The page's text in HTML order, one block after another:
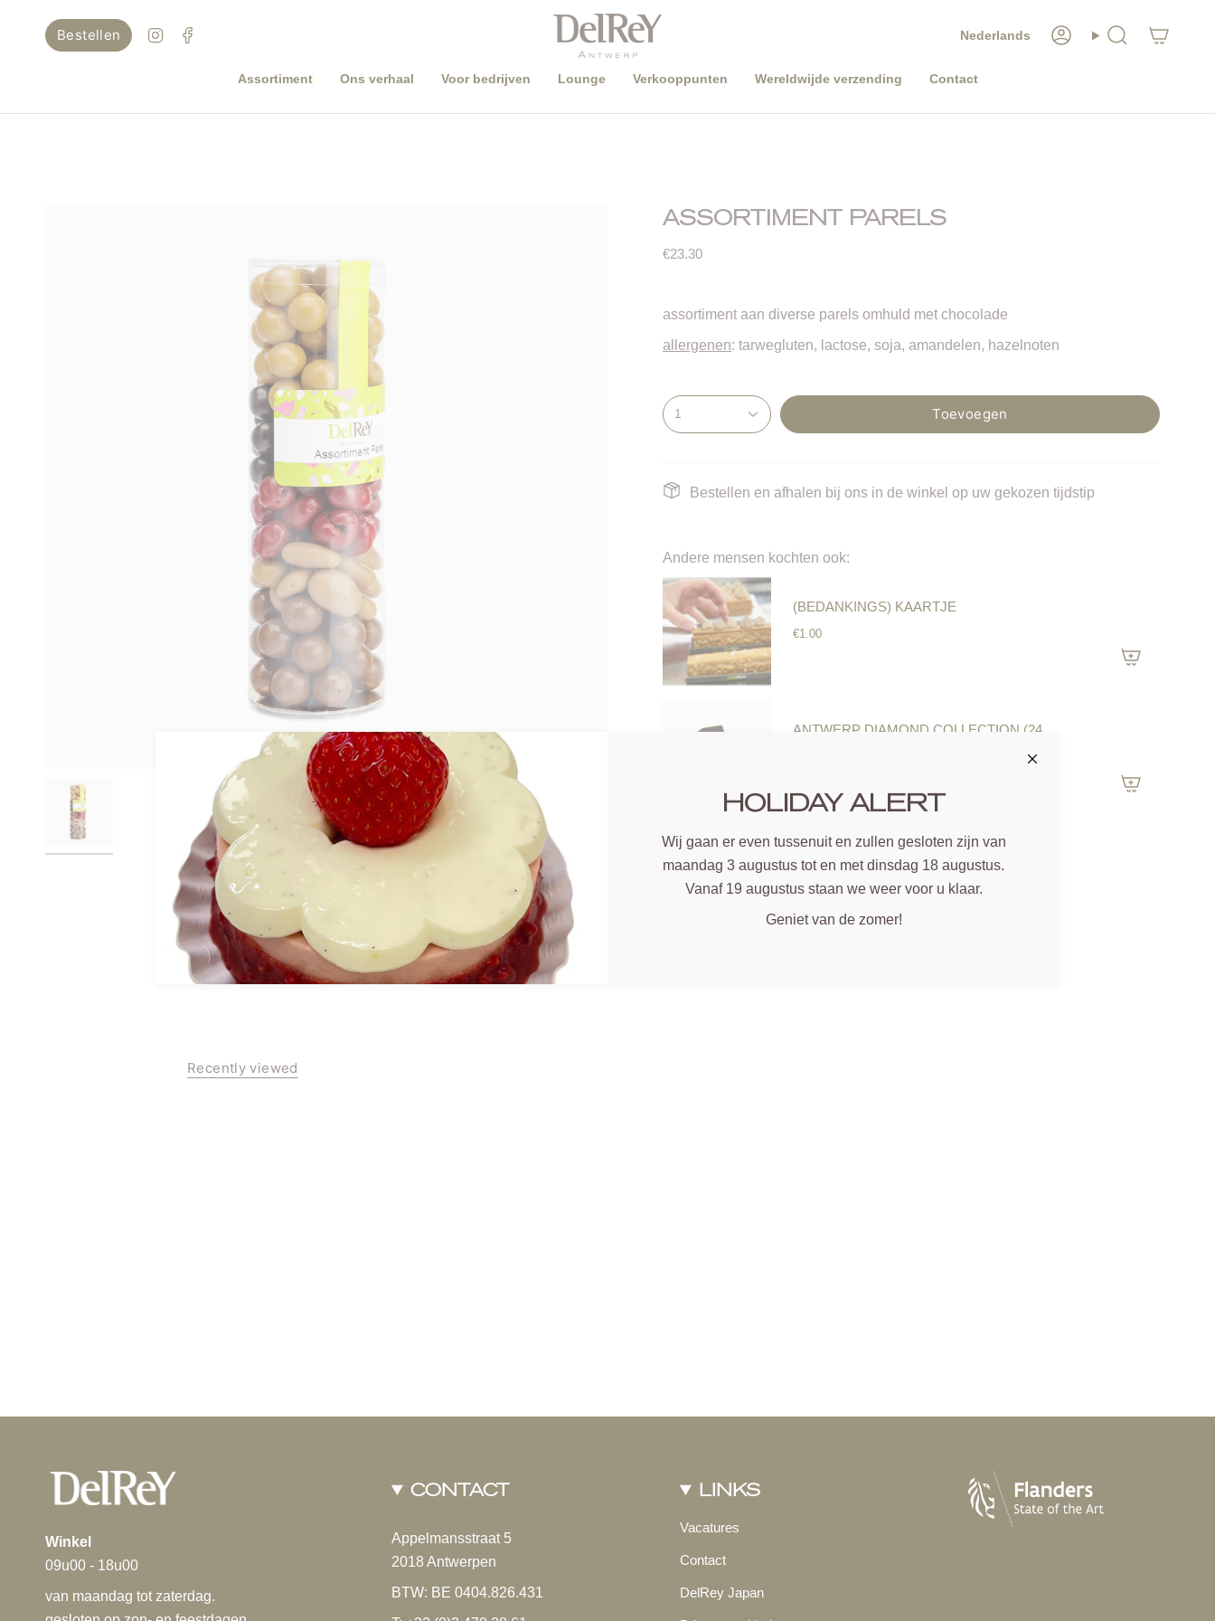
Bestellen Instagram TAAL
Nederlands AccountZoeken
Assortiment Ons verhaal Voor bedrijven Lounge Verkooppunten Wereldwijde verzending Contact
HOLIDAY ALERT
Wij gaan er even tussenuit en zullen gesloten zijn van
maandag 3 augustus tot en met dinsdag 18 augustus.
Vanaf 19 augustus staan we weer voor u klaar.
Geniet van de zomer!
ASSORTIMENT PARELS
€23.30
assortiment aan diverse parels omhuld met chocolade
allergenen: tarwegluten, lactose, soja, amandelen, hazelnoten
1 Toevoegen
Bestellen en afhalen bij ons in de winkel op uw gekozen tijdstip
Andere mensen kochten ook:
(BEDANKINGS) KAARTJE
€1.00
ANTWERP DIAMOND COLLECTION (24
AFHALEN & VERZENDEN
Recently viewed
Winkel
09u00 - 18u00
van maandag tot zaterdag.
CONTACT
Appelmansstraat 5
2018 Antwerpen
BTW: BE 0404.826.431
LINKS
Vacatures
Contact
DelRey Japan